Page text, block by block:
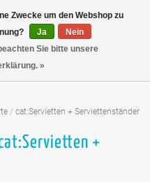
/ cat:Servietten + Serviettenständer
+
Zwecke um den Webshop zu
Ja
Nein
Sie bitte unsere
»